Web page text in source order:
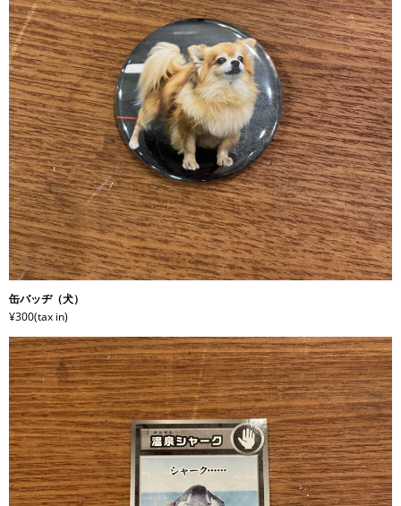
缶バッヂ（犬）
¥300(tax in)